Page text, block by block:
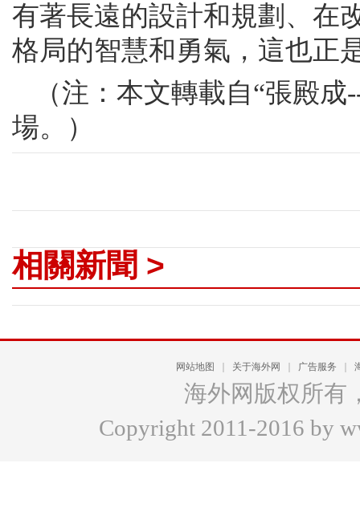
有著長遠的設計和規劃、在
格局的智慧和勇氣，這也正
（注：本文轉載自“張殿
場。）
相關新聞 >
网站地图 关于海外网 广告服务
海外网版权所有
Copyright 2011-2016 by